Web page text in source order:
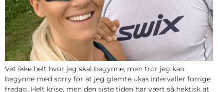
Vet ikke helt hvor jeg skal begynne, men tror jeg kan
begynne med sorry for at jeg glemte ukas intervaller forrige
fredag. Helt krise, men den siste tiden har vært så hektisk at